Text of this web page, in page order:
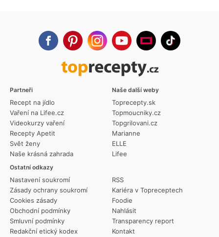
Partneři
Recept na jídlo
Vaření na Lifee.cz
Videokurzy vaření
Recepty Apetit
Svět ženy
Naše krásná zahrada
Ostatní odkazy
Nastavení soukromí
Zásady ochrany soukromí
Cookies zásady
Obchodní podmínky
Smluvní podmínky
Redakční etický kodex
RSS
Kariéra v Topreceptech
Foodie
Nahlásit
Transparency report
Kontakt
Naše další weby
Toprecepty.sk
Topmoucniky.cz
Topgrilovani.cz
Marianne
ELLE
Lifee